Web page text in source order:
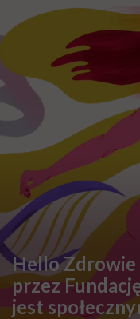
Hello
przez
jest